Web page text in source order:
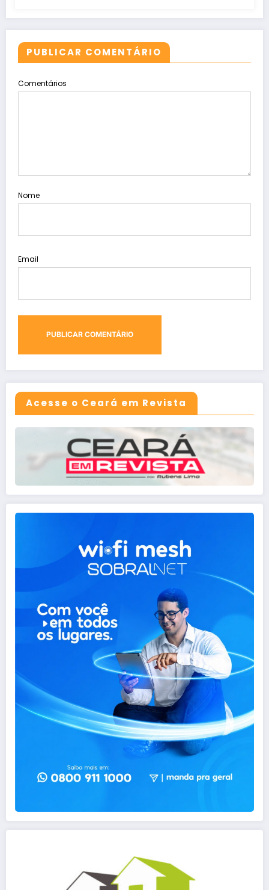
PUBLICAR COMENTÁRIO
Comentários
Nome
Email
Acesse o Ceará em Revista